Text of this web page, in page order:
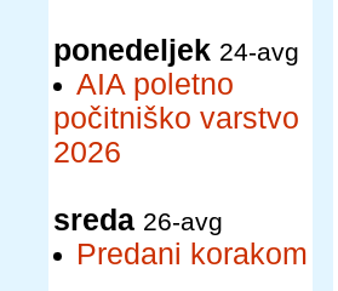
ponedeljek 24-avg
AIA poletno
počitniško varstvo
2026
sreda 26-avg
Predani korakom